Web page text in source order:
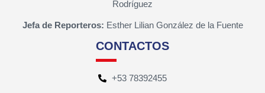
Rodríguez
Jefa de Reporteros: Esther Lilian González de la Fuente
CONTACTOS
+53 78392455